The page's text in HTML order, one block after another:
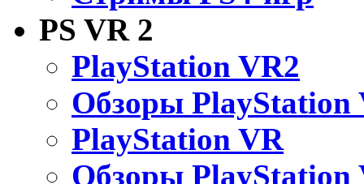
PS VR 2
PlayStation VR2
Обзоры PlayStation
PlayStation VR
Обзоры PlayStation